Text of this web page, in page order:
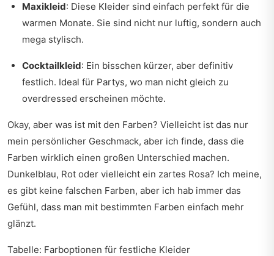
Maxikleid: Diese Kleider sind einfach perfekt für die
warmen Monate. Sie sind nicht nur luftig, sondern auch
mega stylisch.
Cocktailkleid: Ein bisschen kürzer, aber definitiv
festlich. Ideal für Partys, wo man nicht gleich zu
overdressed erscheinen möchte.
Okay, aber was ist mit den Farben? Vielleicht ist das nur
mein persönlicher Geschmack, aber ich finde, dass die
Farben wirklich einen großen Unterschied machen.
Dunkelblau, Rot oder vielleicht ein zartes Rosa? Ich meine,
es gibt keine falschen Farben, aber ich hab immer das
Gefühl, dass man mit bestimmten Farben einfach mehr
glänzt.
Tabelle: Farboptionen für festliche Kleider